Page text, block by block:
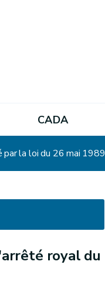
CADA
par la loi du 26 mai 1989
royal du